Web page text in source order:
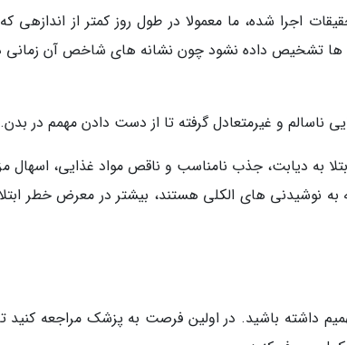
اجرا شده، ما معمولا در طول روز کمتر از اندازهی که
تشخیص داده نشود چون نشانه های شاخص آن زمانی
ناسالم و غیرمتعادل گرفته تا از دست دادن مهمم در بدن.
به دیابت، جذب نامناسب و ناقص مواد غذایی، اسهال
نوشیدنی های الکلی هستند، بیشتر در معرض خطر ابتلا
داشته باشید. در اولین فرصت به پزشک مراجعه کنید